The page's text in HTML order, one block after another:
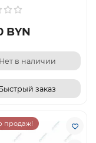
BYN
Нет в наличии
заказ
продаж!